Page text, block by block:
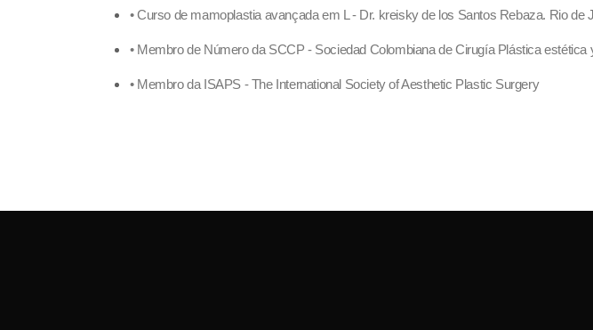
• Curso de mamoplastia avançada em L - Dr. kreisky de los Santos Rebaza. Rio de
• Membro de Número da SCCP - Sociedad Colombiana de Cirugía Plástica estética
• Membro da ISAPS - The International Society of Aesthetic Plastic Surgery